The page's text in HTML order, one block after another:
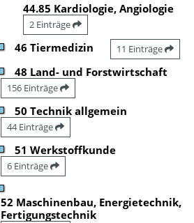
44.85 Kardiologie, Angiologie
2 Einträge
46 Tiermedizin 11 Einträge
48 Land- und Forstwirtschaft
156 Einträge
50 Technik allgemein
44 Einträge
51 Werkstoffkunde
6 Einträge
52 Maschinenbau, Energietechnik,
Fertigungstechnik